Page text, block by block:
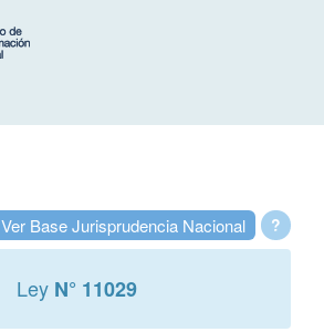
?
Ver Base Jurisprudencia Nacional
Ley N° 11029